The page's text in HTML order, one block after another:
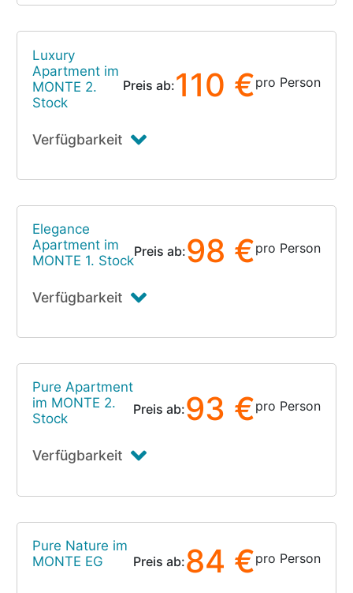
Luxury
Apartment im
MONTE 2.
Stock
Preis ab:110 €pro Person
Verfügbarkeit
Elegance
Apartment im
MONTE 1. Stock
Preis ab:98 €pro Person
Verfügbarkeit
Pure Apartment
im MONTE 2.
Stock
Preis ab:93 €pro Person
Verfügbarkeit
Pure Nature im
MONTE EG
Preis ab:84 €pro Person